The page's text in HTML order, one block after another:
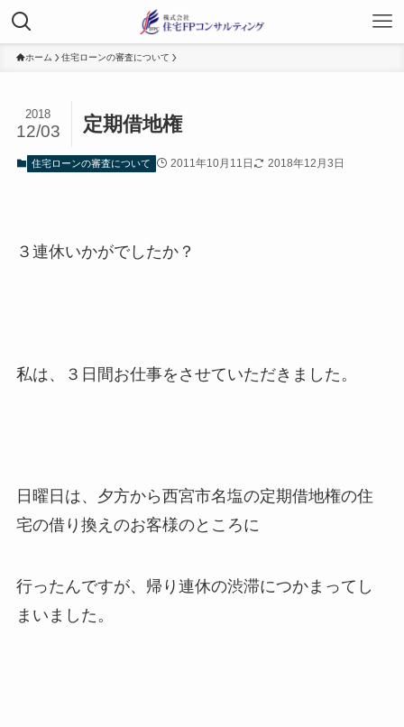
ホーム 住宅ローンの審査について
定期借地権
2018
12/03
住宅ローンの審査について 2011年10月11日 2018年12月3日
３連休いかがでしたか？
私は、３日間お仕事をさせていただきました。
日曜日は、夕方から西宮市名塩の定期借地権の住
宅の借り換えのお客様のところに
行ったんですが、帰り連休の渋滞につかまってし
まいました。